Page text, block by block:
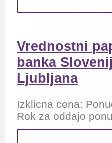
Vrednostni
banka
Ljubljana
Izklicna cena:
Rok za oddajo